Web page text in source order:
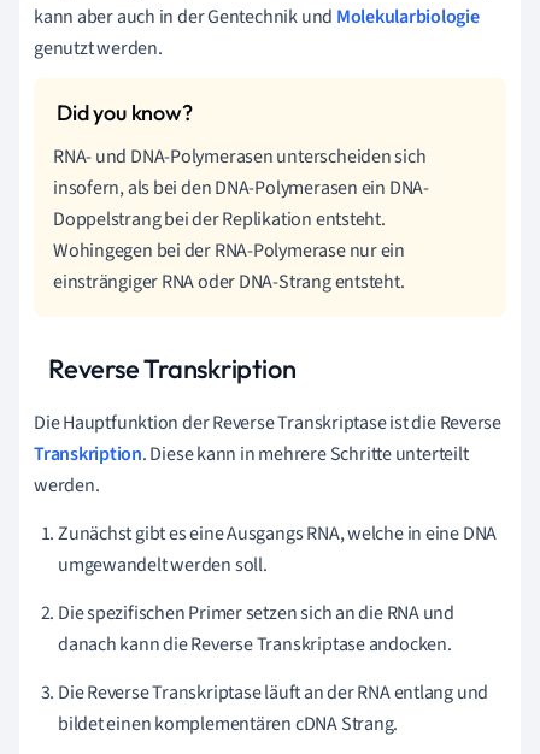
kann aber auch in der Gentechnik und Molekularbiologie
genutzt werden.
RNA- und DNA-Polymerasen unterscheiden sich
insofern, als bei den DNA-Polymerasen ein DNA-
Doppelstrang bei der Replikation entsteht.
Wohingegen bei der RNA-Polymerase nur ein
einsträngiger RNA oder DNA-Strang entsteht.
Reverse Transkription
Die Hauptfunktion der Reverse Transkriptase ist die Reverse
Transkription. Diese kann in mehrere Schritte unterteilt
werden.
Zunächst gibt es eine Ausgangs RNA, welche in eine DNA
umgewandelt werden soll.
Die spezifischen Primer setzen sich an die RNA und
danach kann die Reverse Transkriptase andocken.
Die Reverse Transkriptase läuft an der RNA entlang und
bildet einen komplementären cDNA Strang.